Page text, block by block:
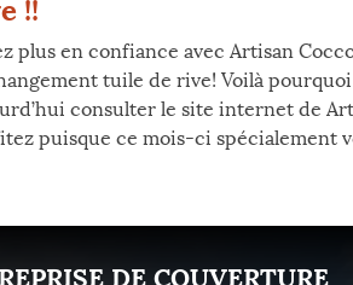
!!
plus en confiance avec Artisan
tuile de rive! Voilà
consulter le site internet de
puisque ce mois-ci spécialement
DE COUVERTURE